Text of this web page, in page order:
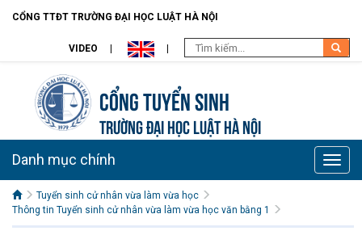
CỔNG TTĐT TRƯỜNG ĐẠI HỌC LUẬT HÀ NỘI
VIDEO
Cổng tuyển sinh
TRƯỜNG ĐẠI HỌC LUẬT HÀ NỘI
Toggle
Danh mục chính
Tuyển sinh cử nhân vừa làm vừa học
Thông tin Tuyển sinh cử nhân vừa làm vừa học văn bằng 1